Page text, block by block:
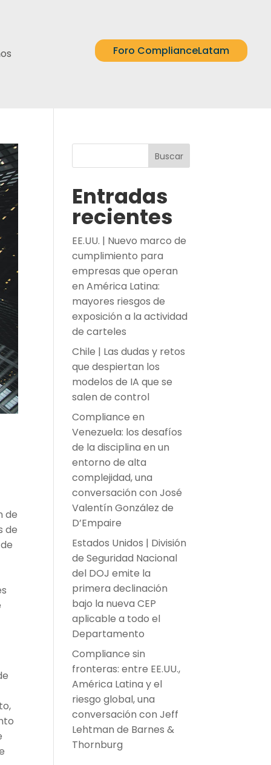
Foro ComplianceLatam
de
de
Buscar
Entradas
recientes
EE.UU. | Nuevo marco de
cumplimiento para
empresas que operan
en América Latina:
mayores riesgos de
exposición a la actividad
de carteles
Chile | Las dudas y retos
que despiertan los
modelos de IA que se
salen de control
Compliance en
Venezuela: los desafíos
de la disciplina en un
entorno de alta
complejidad, una
conversación con José
Valentín González de
D’Empaire
Estados Unidos | División
de Seguridad Nacional
del DOJ emite la
primera declinación
bajo la nueva CEP
aplicable a todo el
Departamento
Compliance sin
fronteras: entre EE.UU.,
América Latina y el
riesgo global, una
conversación con Jeff
Lehtman de Barnes &
Thornburg